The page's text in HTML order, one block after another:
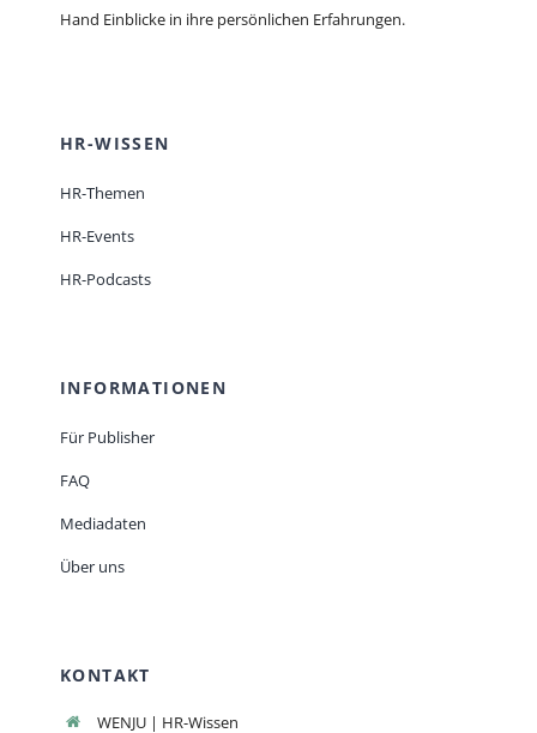
Hand Einblicke in ihre persönlichen Erfahrungen.
HR-WISSEN
HR-Themen
HR-Events
HR-Podcasts
INFORMATIONEN
Für Publisher
FAQ
Mediadaten
Über uns
KONTAKT
WENJU | HR-Wissen